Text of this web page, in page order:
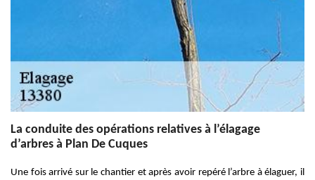
La conduite des opérations relatives à l’élagage
d’arbres à Plan De Cuques
Une fois arrivé sur le chantier et après avoir repéré l’arbre à élaguer, il